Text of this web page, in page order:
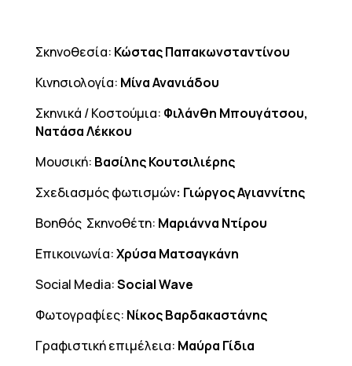
Σκηνοθεσία: Κώστας Παπακωνσταντίνου
Κινησιολογία: Μίνα Ανανιάδου
Σκηνικά / Κοστούμια: Φιλάνθη Μπουγάτσου,
Νατάσα Λέκκου
Μουσική: Βασίλης Κουτσιλιέρης
Σχεδιασμός φωτισμών: Γιώργος Αγιαννίτης
Βοηθός Σκηνοθέτη: Μαριάννα Ντίρου
Επικοινωνία:Χρύσα Ματσαγκάνη
Social Media:SocialWave
Φωτογραφίες: Νίκος Βαρδακαστάνης
Γραφιστική επιμέλεια: Μαύρα Γίδια